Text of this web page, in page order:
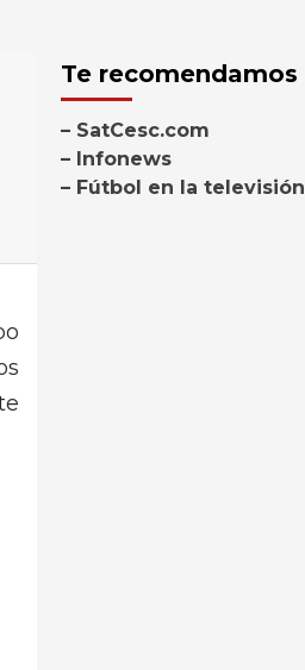
Te recomendamos
– SatCesc.com
– Infonews
– Fútbol en la televisión